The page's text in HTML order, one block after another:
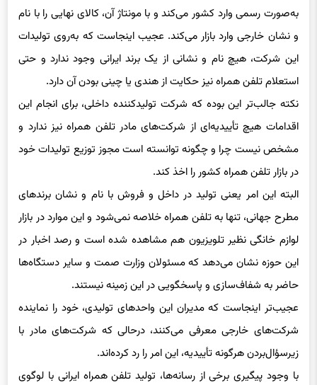
به‌صورت رسمی وارد کشور می‌کند و با مونتاژ آن، کالای نهایی را با نام
و نشان خارجی وارد بازار می‌کند. عجیب اینجاست که به‌روی تولیدات
این شرکت، هیچ نام و نشانی از یک برند ایرانی وجود ندارد و حتی
استعلام تلفن همراه نیز حکایت از هندی یا چینی بودن آن دارد.
نکته جالب‌تر این بوده که شرکت تولیدکننده داخلی، برای انجام این
اقدامات هیچ تأییدیه‌ای از شرکت‌های مادر تلفن همراه نیز ندارد و
مشخص نیست چرا و چگونه توانسته است مجوز توزیع تولیدات خود
در بازار تلفن همراه کشور را اخذ کند.
البته این امر یعنی تولید در داخل و فروش با نام و نشان برندهای
مطرح جهانی، تنها به تلفن همراه خلاصه نمی‌شود و این موارد در بازار
لوازم خانگی نظیر تلویزیون هم مشاهده شده است و رصد اخبار در
این حوزه نشان می‌دهد که مسئولان وزارت صمت و سایر دستگاه‌ها
حاضر به شفاف‌سازی و پاسخگویی در این زمینه نیستند.
عجیب‌تر اینجاست که مدیران این واحدهای تولیدی، خود را نماینده
شرکت‌های خارجی معرفی می‌کنند، درحالی که شرکت‌های مادر با
زیرسؤال‌بردن هرگونه تأییدیه، این امر را رد کرده‌اند.
با وجود پیگیری برخی از رسانه‌ها، تولید تلفن همراه ایرانی با لوگوی